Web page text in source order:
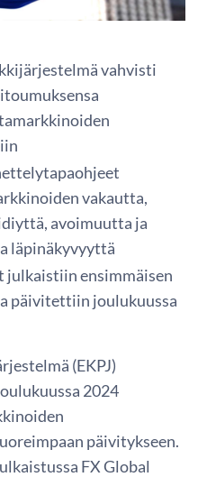
vahvisti
vakautta,
avoimuutta ja
läpinäkyvyyttä
ensimmäisen
päivitettiin joulukuussa
(EKPJ)
2024
päivitykseen.
FX Global